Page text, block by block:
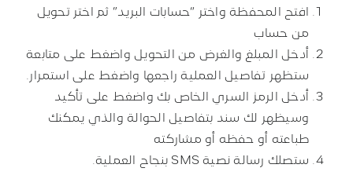
افتح المحفظة واختر “حسابات البريد” ثم اختر تحويل
من حساب
أدخل المبلغ والغرض من التحويل واضغط على متابعة
ستظهر تفاصيل العملية راجعها واضغط على استمرار.
أدخل الرمز السري الخاص بك واضغط على تأكيد
وسيظهر لك سند بتفاصيل الحوالة والذي يمكنك
طباعته أو حفظه أو مشاركته
ستصلك رسالة نصيةSMS بنجاح العملية.